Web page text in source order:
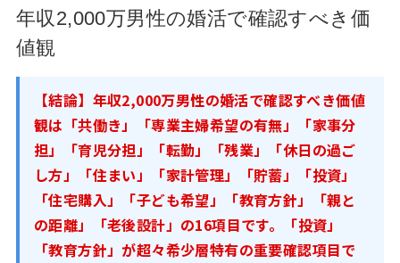
年収2,000万男性の婚活で確認すべき価
値観
【結論】年収2,000万男性の婚活で確認すべき価値
観は「共働き」「専業主婦希望の有無」「家事分
担」「育児分担」「転勤」「残業」「休日の過ご
し方」「住まい」「家計管理」「貯蓄」「投資」
「住宅購入」「子ども希望」「教育方針」「親と
の距離」「老後設計」の16項目です。「投資」
「教育方針」が超々希少層特有の重要確認項目で